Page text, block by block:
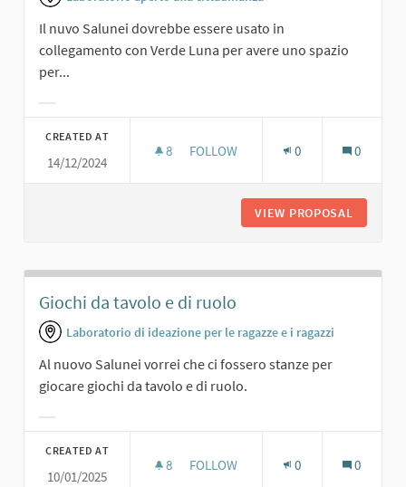
Il nuvo Salunei dovrebbe essere usato in
collegamento con Verde Luna per avere uno spazio
per...
CREATED AT
14/12/2024
8 8 FOLLOWERS
FOLLOW 0 0
VIEW PROPOSAL
Giochi da tavolo e di ruolo
Laboratorio di ideazione per le ragazze e i ragazzi
Al nuovo Salunei vorrei che ci fossero stanze per
giocare giochi da tavolo e di ruolo.
CREATED AT
10/01/2025
8 8 FOLLOWERS
FOLLOW 0 0